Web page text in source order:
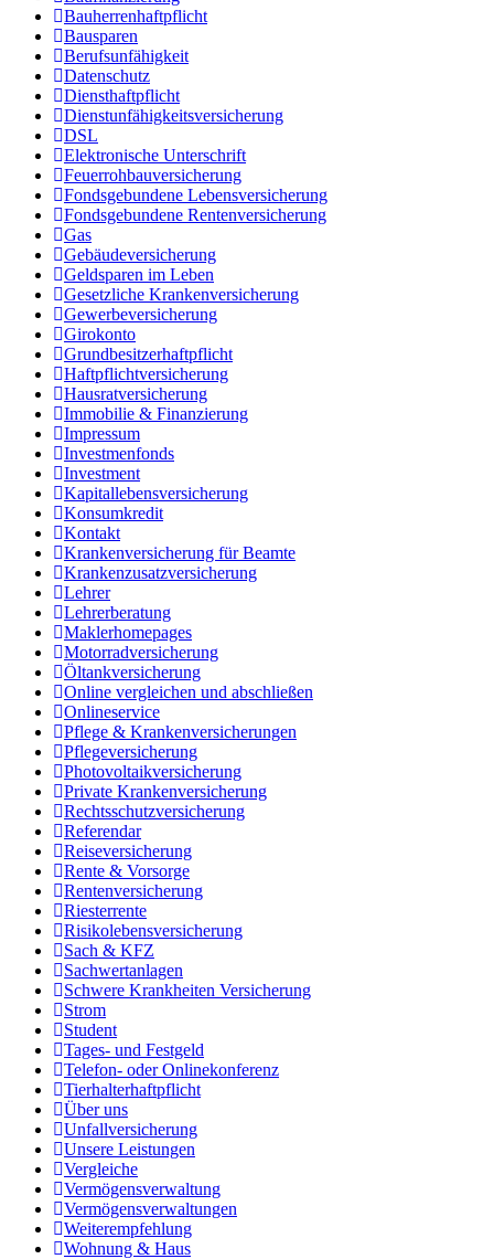
Bauherrenhaftpflicht
Bausparen
Berufsunfähigkeit
Datenschutz
Diensthaftpflicht
Dienstunfähigkeitsversicherung
DSL
Elektronische Unterschrift
Feuerrohbauversicherung
Fondsgebundene Lebensversicherung
Fondsgebundene Rentenversicherung
Gas
Gebäudeversicherung
Geldsparen im Leben
Gesetzliche Krankenversicherung
Gewerbeversicherung
Girokonto
Grundbesitzerhaftpflicht
Haftpflichtversicherung
Hausratversicherung
Immobilie & Finanzierung
Impressum
Investmenfonds
Investment
Kapitallebensversicherung
Konsumkredit
Kontakt
Krankenversicherung für Beamte
Krankenzusatzversicherung
Lehrer
Lehrerberatung
Maklerhomepages
Motorradversicherung
Öltankversicherung
Online vergleichen und abschließen
Onlineservice
Pflege & Krankenversicherungen
Pflegeversicherung
Photovoltaikversicherung
Private Krankenversicherung
Rechtsschutzversicherung
Referendar
Reiseversicherung
Rente & Vorsorge
Rentenversicherung
Riesterrente
Risikolebensversicherung
Sach & KFZ
Sachwertanlagen
Schwere Krankheiten Versicherung
Strom
Student
Tages- und Festgeld
Telefon- oder Onlinekonferenz
Tierhalterhaftpflicht
Über uns
Unfallversicherung
Unsere Leistungen
Vergleiche
Vermögensverwaltung
Vermögensverwaltungen
Weiterempfehlung
Wohnung & Haus